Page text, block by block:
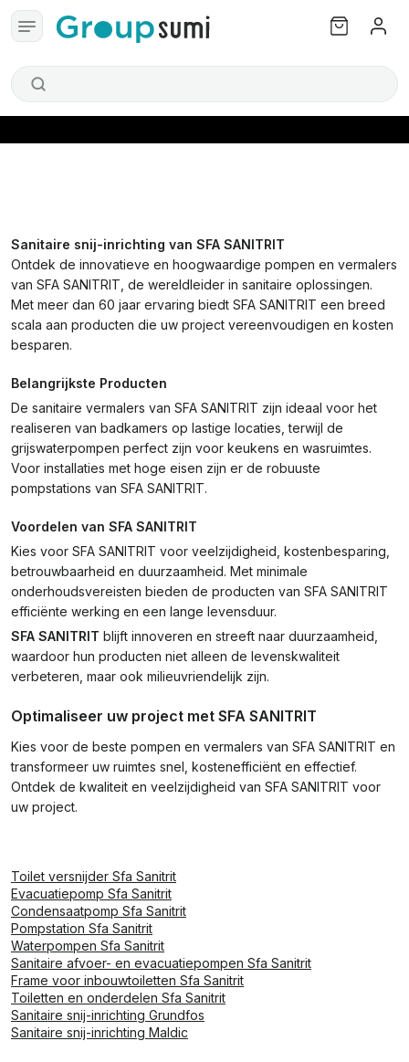
Sanitaire snij-inrichting van SFA SANITRIT
Ontdek de innovatieve en hoogwaardige pompen en vermalers
van SFA SANITRIT, de wereldleider in sanitaire oplossingen.
Met meer dan 60 jaar ervaring biedt SFA SANITRIT een breed
scala aan producten die uw project vereenvoudigen en kosten
besparen.
Belangrijkste Producten
De sanitaire vermalers van SFA SANITRIT zijn ideaal voor het
realiseren van badkamers op lastige locaties, terwijl de
grijswaterpompen perfect zijn voor keukens en wasruimtes.
Voor installaties met hoge eisen zijn er de robuuste
pompstations van SFA SANITRIT.
Voordelen van SFA SANITRIT
Kies voor SFA SANITRIT voor veelzijdigheid, kostenbesparing,
betrouwbaarheid en duurzaamheid. Met minimale
onderhoudsvereisten bieden de producten van SFA SANITRIT
efficiënte werking en een lange levensduur.
SFA SANITRIT blijft innoveren en streeft naar duurzaamheid,
waardoor hun producten niet alleen de levenskwaliteit
verbeteren, maar ook milieuvriendelijk zijn.
Optimaliseer uw project met SFA SANITRIT
Kies voor de beste pompen en vermalers van SFA SANITRIT en
transformeer uw ruimtes snel, kostenefficiënt en effectief.
Ontdek de kwaliteit en veelzijdigheid van SFA SANITRIT voor
uw project.
Toilet versnijder Sfa Sanitrit
Evacuatiepomp Sfa Sanitrit
Condensaatpomp Sfa Sanitrit
Pompstation Sfa Sanitrit
Waterpompen Sfa Sanitrit
Sanitaire afvoer- en evacuatiepompen Sfa Sanitrit
Frame voor inbouwtoiletten Sfa Sanitrit
Toiletten en onderdelen Sfa Sanitrit
Sanitaire snij-inrichting Grundfos
Sanitaire snij-inrichting Maldic